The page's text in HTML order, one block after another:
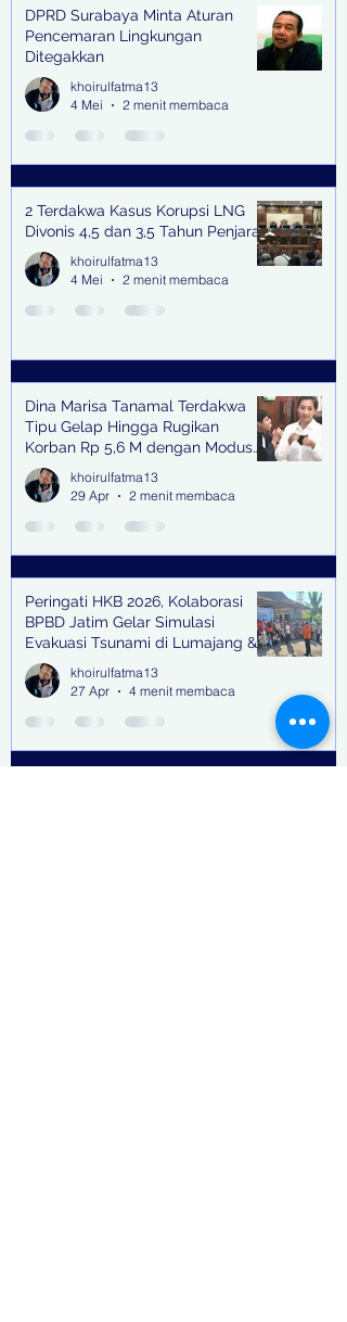
DPRD Surabaya Minta Aturan
Pencemaran Lingkungan
Ditegakkan
khoirulfatma13
4 Mei
2 menit membaca
2 Terdakwa Kasus Korupsi LNG
Divonis 4,5 dan 3,5 Tahun Penjara
khoirulfatma13
4 Mei
2 menit membaca
Dina Marisa Tanamal Terdakwa
Tipu Gelap Hingga Rugikan
Korban Rp 5,6 M dengan Modus
Kerja Sama Impor Bodong
khoirulfatma13
29 Apr
2 menit membaca
Peringati HKB 2026, Kolaborasi
BPBD Jatim Gelar Simulasi
Evakuasi Tsunami di Lumajang &
Trenggalek
khoirulfatma13
27 Apr
4 menit membaca